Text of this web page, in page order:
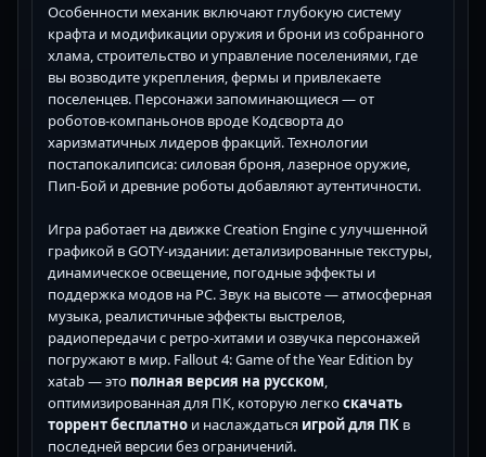
Особенности механик включают глубокую систему
крафта и модификации оружия и брони из собранного
хлама, строительство и управление поселениями, где
вы возводите укрепления, фермы и привлекаете
поселенцев. Персонажи запоминающиеся — от
роботов-компаньонов вроде Кодсворта до
харизматичных лидеров фракций. Технологии
постапокалипсиса: силовая броня, лазерное оружие,
Пип-Бой и древние роботы добавляют аутентичности.
Игра работает на движке Creation Engine с улучшенной
графикой в GOTY-издании: детализированные текстуры,
динамическое освещение, погодные эффекты и
поддержка модов на PC. Звук на высоте — атмосферная
музыка, реалистичные эффекты выстрелов,
радиопередачи с ретро-хитами и озвучка персонажей
погружают в мир. Fallout 4: Game of the Year Edition by
xatab — это полная версия на русском
оптимизированная для ПК, которую легкоскачать
торрент бесплатно и наслаждаться игрой для ПК в
последней версии без ограничений.